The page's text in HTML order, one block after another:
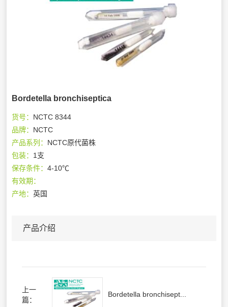
Bordetella bronchiseptica
货号： NCTC 8344
品牌： NCTC
产品系列： NCTC原代菌株
包装： 1支
保存条件：4-10℃
有效期：
产地：英国
产品介绍
上一
篇：
Bordetella bronchisept...